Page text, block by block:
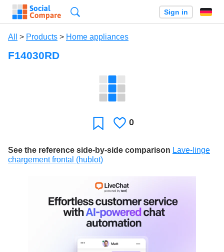
Sign in
All > Products > Home appliances
F14030RD
FavoriteLikes
0
See the reference side-by-side comparison Lave-linge
chargement frontal (hublot)